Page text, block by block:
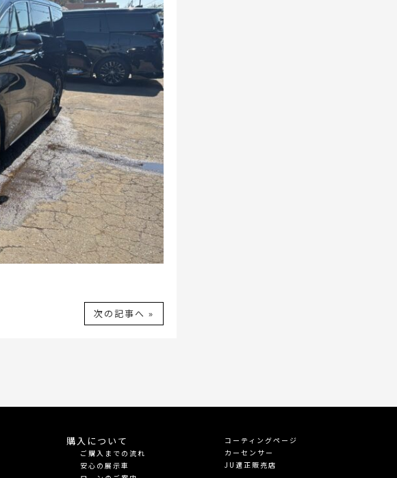
次の記事へ »
購入について
ご購入までの流れ
安心の展示車
コーティングページ
カーセンサー
JU適正販売店